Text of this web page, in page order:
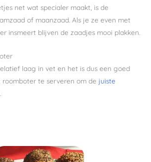
net wat specialer maakt, is de
of maanzaad. Als je ze even met
insmeert blijven de zaadjes mooi plakken.
laag in vet en het is dus een goed
te serveren om de juiste